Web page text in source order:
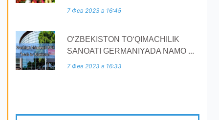
7 Фев 2023 в 16:45
O‘ZBEKISTON TO‘QIMACHILIK
SANOATI GERMANIYADA NAMO ...
7 Фев 2023 в 16:33